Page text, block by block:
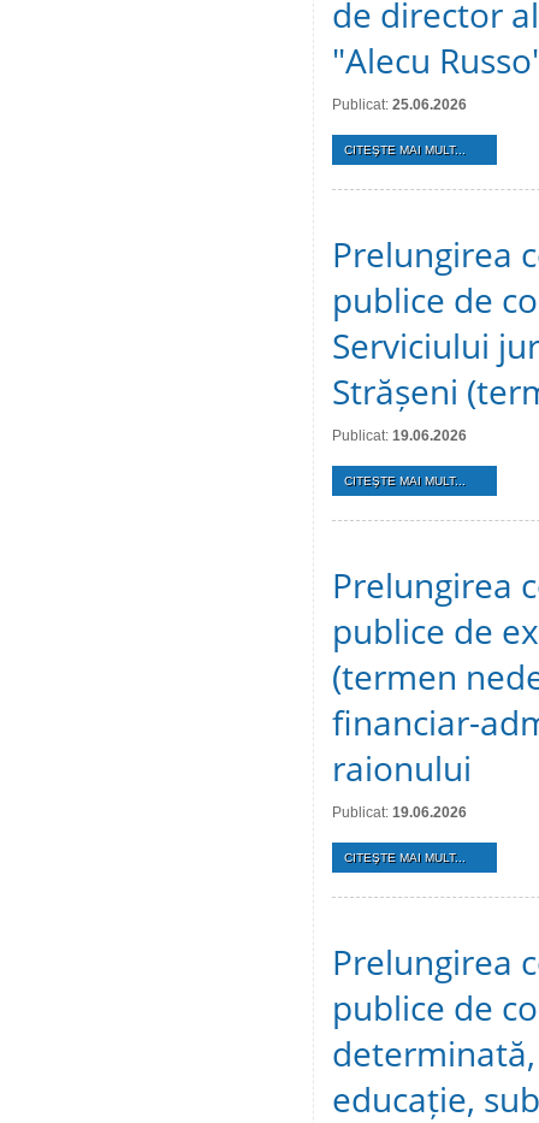
de director
"Alecu
Publicat: 25.06.2026
CITEŞTE MAI MULT...
Prelungirea
publice de
Serviciului
Strășeni
Publicat: 19.06.2026
CITEŞTE MAI MULT...
Prelungirea
publice de
(termen
financiar-
raionului
Publicat: 19.06.2026
CITEŞTE MAI MULT...
Prelungirea
publice de
educație,